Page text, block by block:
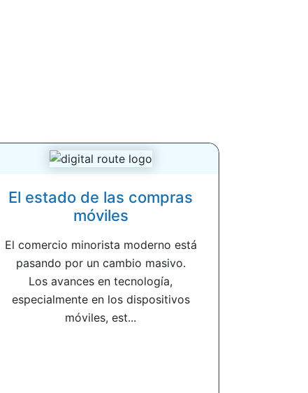
El estado de las compras
móviles
El comercio minorista moderno está
pasando por un cambio masivo.
Los avances en tecnología,
especialmente en los dispositivos
móviles, est...